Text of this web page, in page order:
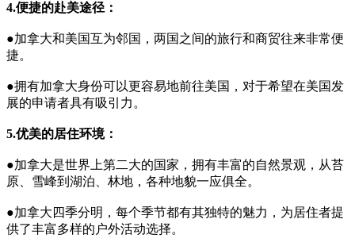
4.便捷的赴美途径：
●加拿大和美国互为邻国，两国之间的旅行和商贸往来非常便
捷。
●拥有加拿大身份可以更容易地前往美国，对于希望在美国发
展的申请者具有吸引力。
5.优美的居住环境：
●加拿大是世界上第二大的国家，拥有丰富的自然景观，从苔
原、雪峰到湖泊、林地，各种地貌一应俱全。
●加拿大四季分明，每个季节都有其独特的魅力，为居住者提
供了丰富多样的户外活动选择。